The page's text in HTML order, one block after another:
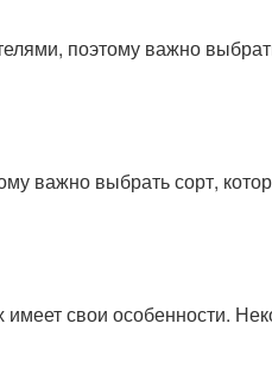
поэтому важно
важно выбрать сорт,
свои особенности.